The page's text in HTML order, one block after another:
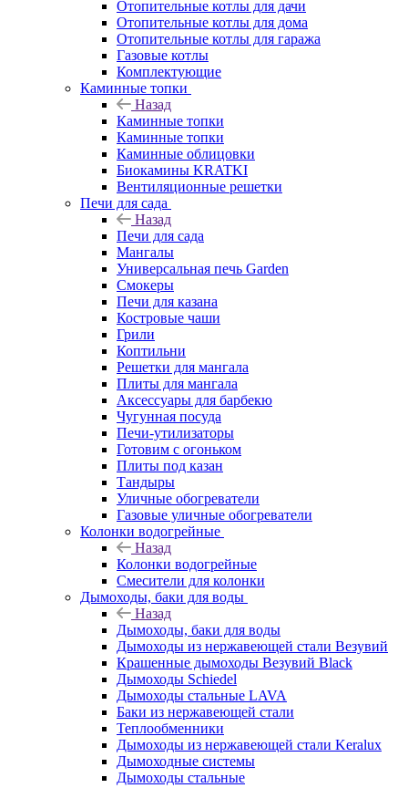
Отопительные котлы для дачи
Отопительные котлы для дома
Отопительные котлы для гаража
Газовые котлы
Комплектующие
Каминные топки
Назад
Каминные топки
Каминные топки
Каминные облицовки
Биокамины KRATKI
Вентиляционные решетки
Печи для сада
Назад
Печи для сада
Мангалы
Универсальная печь Garden
Смокеры
Печи для казана
Костровые чаши
Грили
Коптильни
Решетки для мангала
Плиты для мангала
Аксессуары для барбекю
Чугунная посуда
Печи-утилизаторы
Готовим с огоньком
Плиты под казан
Тандыры
Уличные обогреватели
Газовые уличные обогреватели
Колонки водогрейные
Назад
Колонки водогрейные
Смесители для колонки
Дымоходы, баки для воды
Назад
Дымоходы, баки для воды
Дымоходы из нержавеющей стали Везувий
Крашенные дымоходы Везувий Black
Дымоходы Schiedel
Дымоходы стальные LAVA
Баки из нержавеющей стали
Теплообменники
Дымоходы из нержавеющей стали Keralux
Дымоходные системы
Дымоходы стальные